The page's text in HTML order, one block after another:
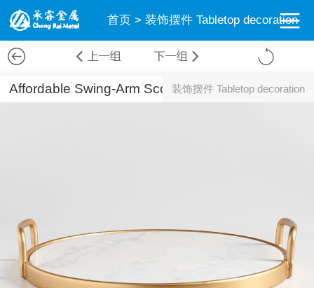
首页> 装饰摆件 Tabletop decoration
Affordable Swing-Arm Sconces and Where to Use Them
装饰摆件 Tabletop decoration